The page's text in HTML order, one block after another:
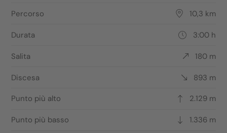
Percorso 10,3 km
Durata 3:00 h
Salita 180 m
Discesa 893 m
Punto più alto 2.129 m
Punto più basso 1.336 m